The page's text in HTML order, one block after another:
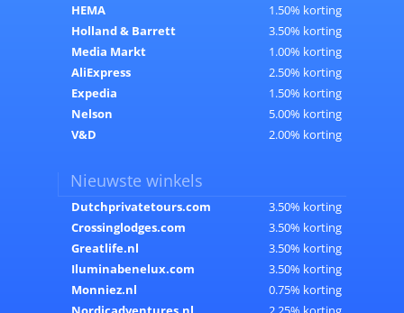
HEMA
1.50% korting
Holland & Barrett
3.50% korting
Media Markt
1.00% korting
AliExpress
2.50% korting
Expedia
1.50% korting
Nelson
5.00% korting
V&D
2.00% korting
Nieuwste winkels
Dutchprivatetours.com
3.50% korting
Crossinglodges.com
3.50% korting
Greatlife.nl
3.50% korting
Iluminabenelux.com
3.50% korting
Monniez.nl
0.75% korting